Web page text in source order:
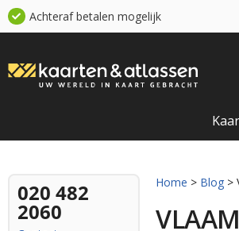
Achteraf betalen mogelijk
020 482
2060
Home > Blog >